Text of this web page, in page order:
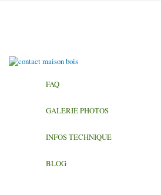
FAQ
GALERIE PHOTOS
INFOS TECHNIQUE
BLOG